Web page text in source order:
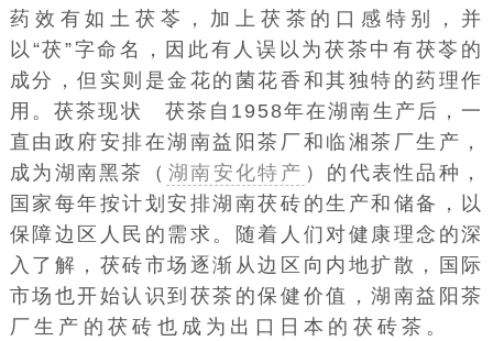
药效有如土茯苓，加上茯茶的口感特别，并
以“茯”字命名，因此有人误以为茯茶中有茯苓的
成分，但实则是金花的菌花香和其独特的药理作
用。茯茶现状 茯茶自1958年在湖南生产后，一
直由政府安排在湖南益阳茶厂和临湘茶厂生产，
成为湖南黑茶（ 湖南安化特产 ）的代表性品种，
国家每年按计划安排湖南茯砖的生产和储备，以
保障边区人民的需求。随着人们对健康理念的深
入了解，茯砖市场逐渐从边区向内地扩散，国际
市场也开始认识到茯茶的保健价值，湖南益阳茶
厂生产的茯砖也成为出口日本的茯砖茶。